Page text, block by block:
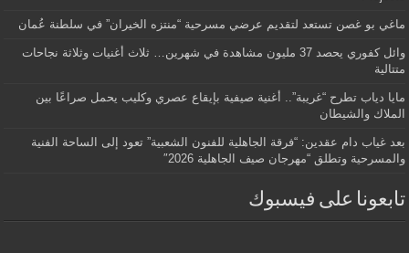
ماغي بو غصن تستعد لتقديم عرضي مسرحية “منتزه الخيران” في سلطنة عُمان
وائل كفوري يحصد 37 مليون مشاهدة في شهرين… ثلاث أغنيات وثلاثة نجاحات
متتالية
مايا دياب تطرح “غريبة”.. أغنية صيفية بإيقاع عصري وكليب يحمل صراعًا بين
الملاك والشيطان
بعد غياب دام عقدين: “فرقة الجاهلية للفنون الشعبية” تعود إلى الساحة الفنية
والمسرحية وتطلق “مهرجان صيف الجاهلية 2026″
تابعونا على فيسبوك